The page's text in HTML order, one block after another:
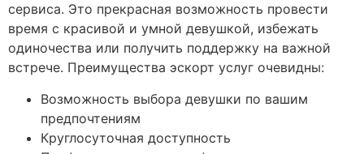
сервиса. Это прекрасная возможность провести
время с красивой и умной девушкой, избежать
одиночества или получить поддержку на важной
встрече. Преимущества эскорт услуг очевидны:
Возможность выбора девушки по вашим
предпочтениям
Круглосуточная доступность